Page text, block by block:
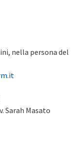
nella persona del
Sarah Masato